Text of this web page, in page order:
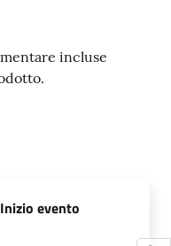
incluse
Inizio evento